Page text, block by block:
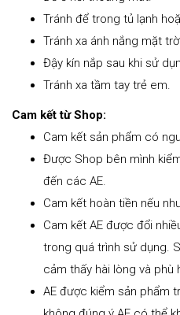
Tránh để trong tủ lạnh
Tránh xa ánh nắng mặt
Đậy kín nắp sau khi sử
Tránh xa tầm tay trẻ em.
Cam kết từ Shop:
Cam kết sản phẩm có
Được Shop bên mình
đến các AE.
Cam kết hoàn tiền nếu
Cam kết AE được đổi
trong quá trình sử dụng.
cảm thấy hài lòng và phù
AE được kiểm sản phẩm